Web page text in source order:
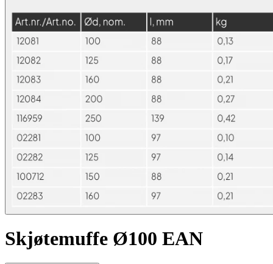
Skjøtemuffe Ø100 EAN